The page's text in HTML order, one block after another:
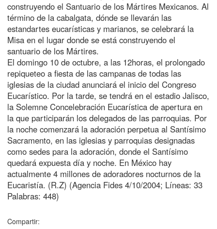
construyendo el Santuario de los Mártires Mexicanos. Al
término de la cabalgata, dónde se llevarán las
estandartes eucarísticas y marianos, se celebrará la
Misa en el lugar donde se está construyendo el
santuario de los Mártires.
El domingo 10 de octubre, a las 12horas, el prolongado
repiqueteo a fiesta de las campanas de todas las
iglesias de la ciudad anunciará el inicio del Congreso
Eucarístico. Por la tarde, se tendrá en el estadio Jalisco,
la Solemne Concelebración Eucarística de apertura en
la que participarán los delegados de las parroquias. Por
la noche comenzará la adoración perpetua al Santísimo
Sacramento, en las iglesias y parroquias designadas
como sedes para la adoración, donde el Santísimo
quedará expuesta día y noche. En México hay
actualmente 4 millones de adoradores nocturnos de la
Eucaristía. (R.Z) (Agencia Fides 4/10/2004; Líneas: 33
Palabras: 448)
Compartir: